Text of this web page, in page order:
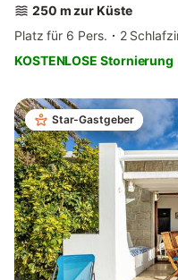
250 m zur Küste
Platz für 6 Pers.
2
KOSTENLOSE Stornierung
Star-Gastgeber